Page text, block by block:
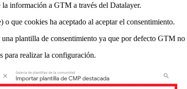
la información a GTM a través del Datalayer.
o que cookies ha aceptado al aceptar el consentimiento.
plantilla de consentimiento ya que por defecto GTM no
para realizar la configuración.